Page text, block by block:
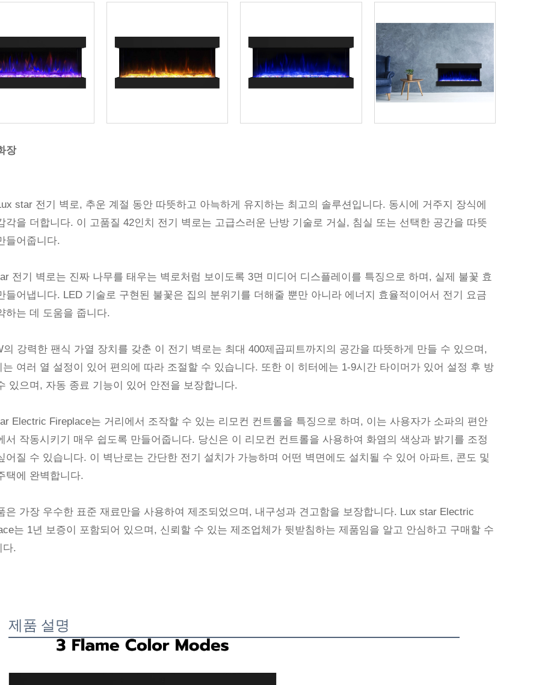
장
star 전기 벽로, 추운 계절 동안 따뜻하고 아늑하게 유지하는 최고의 솔루션입니다. 동시에 거주지 장식에
각을 더합니다. 이 고품질 42인치 전기 벽로는 고급스러운 난방 기술로 거실, 침실 또는 선택한 공간을 따뜻
들어줍니다.
전기 벽로는 진짜 나무를 태우는 벽로처럼 보이도록 3면 미디어 디스플레이를 특징으로 하며, 실제 불꽃 효
들어냅니다. LED 기술로 구현된 불꽃은 집의 분위기를 더해줄 뿐만 아니라 에너지 효율적이어서 전기 요금
하는 데 도움을 줍니다.
의 강력한 팬식 가열 장치를 갖춘 이 전기 벽로는 최대 400제곱피트까지의 공간을 따뜻하게 만들 수 있으며,
는 여러 열 설정이 있어 편의에 따라 조절할 수 있습니다. 또한 이 히터에는 1-9시간 타이머가 있어 설정 후 방
있으며, 자동 종료 기능이 있어 안전을 보장합니다.
Electric Fireplace는 거리에서 조작할 수 있는 리모컨 컨트롤을 특징으로 하며, 이는 사용자가 소파의 편안
서 작동시키기 매우 쉽도록 만들어줍니다. 당신은 이 리모컨 컨트롤을 사용하여 화염의 색상과 밝기를 조정
어질 수 있습니다. 이 벽난로는 간단한 전기 설치가 가능하며 어떤 벽면에도 설치될 수 있어 아파트, 콘도 및
택에 완벽합니다.
은 가장 우수한 표준 재료만을 사용하여 제조되었으며, 내구성과 견고함을 보장합니다. Lux star Electric
는 1년 보증이 포함되어 있으며, 신뢰할 수 있는 제조업체가 뒷받침하는 제품임을 알고 안심하고 구매할 수
다.
제품 설명